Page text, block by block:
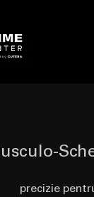
precizie